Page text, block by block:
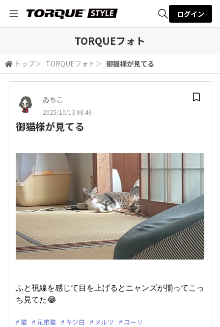
検索
ログイン
TORQUEフォト
トップ＞ TORQUEフォト ＞ 御猫様が見てる
ゐちこ
2025/10/13 08:49
御猫様が見てる
ふと視線を感じて目を上げるとニャンズが揃ってこっ
ち見てた😂
猫 兄弟猫 キジ白 メルツ ユーリ